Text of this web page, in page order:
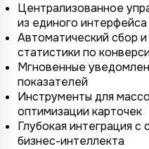
Централизованное
из единого интерфейса
Автоматический сбор
статистики по
Мгновенные
показателей
Инструменты для
оптимизации карточек
Глубокая интеграция с
бизнес-интеллекта